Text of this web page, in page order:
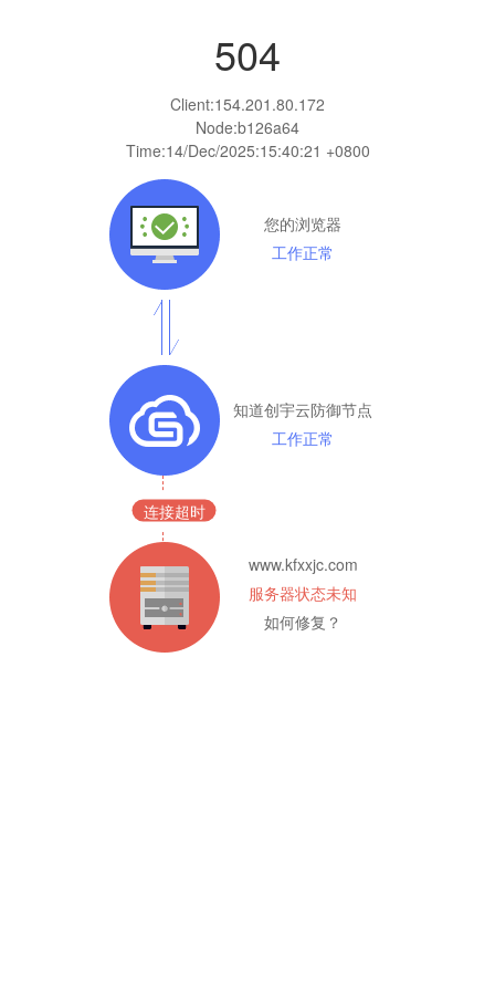
504
Client:154.201.80.172
Node:b126a64
Time:14/Dec/2025:15:40:21 +0800
您的浏览器
工作正常
知道创宇云防御节点
工作正常
连接超时
www.kfxxjc.com
服务器状态未知
如何修复？